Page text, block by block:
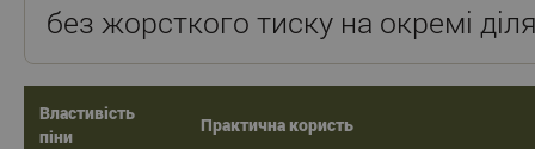
без жорсткого тиску на окремі
Властивість
піни
Практична користь